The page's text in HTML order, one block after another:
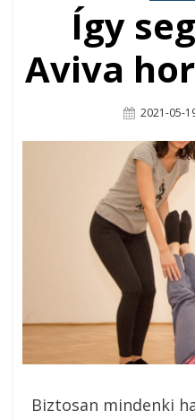
Így
Aviva
Posted
2021-05-
Biztosan mindenki